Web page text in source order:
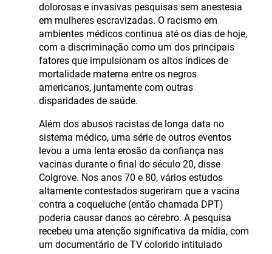
dolorosas e invasivas pesquisas sem anestesia
em mulheres escravizadas. O racismo em
ambientes médicos continua até os dias de hoje,
com a discriminação como um dos principais
fatores que impulsionam os altos índices de
mortalidade materna entre os negros
americanos, juntamente com outras
disparidades de saúde.
Além dos abusos racistas de longa data no
sistema médico, uma série de outros eventos
levou a uma lenta erosão da confiança nas
vacinas durante o final do século 20, disse
Colgrove. Nos anos 70 e 80, vários estudos
altamente contestados sugeriram que a vacina
contra a coqueluche (então chamada DPT)
poderia causar danos ao cérebro. A pesquisa
recebeu uma atenção significativa da mídia, com
um documentário de TV colorido intitulado